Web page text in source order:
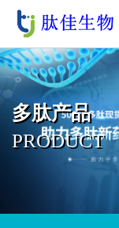
多肽产品
PRODUCT